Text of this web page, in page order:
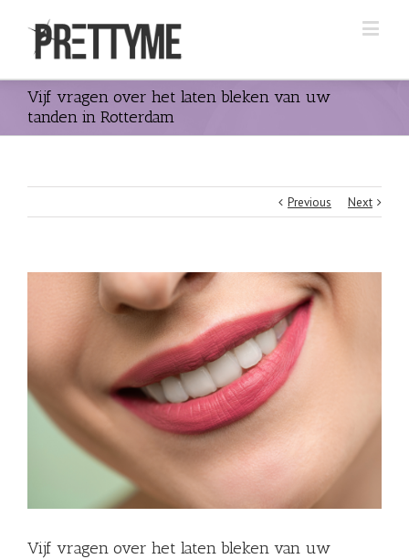
Vijf vragen over het laten bleken van uw
tanden in Rotterdam
Previous Next
Vijf vragen over het laten bleken van uw